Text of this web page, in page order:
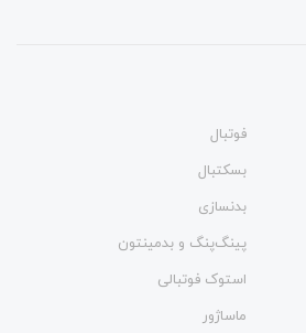
فوتبال
بسکتبال
بدنسازی
پینگ‌پنگ و بدمينتون
استوک فوتبالی
ماساژور